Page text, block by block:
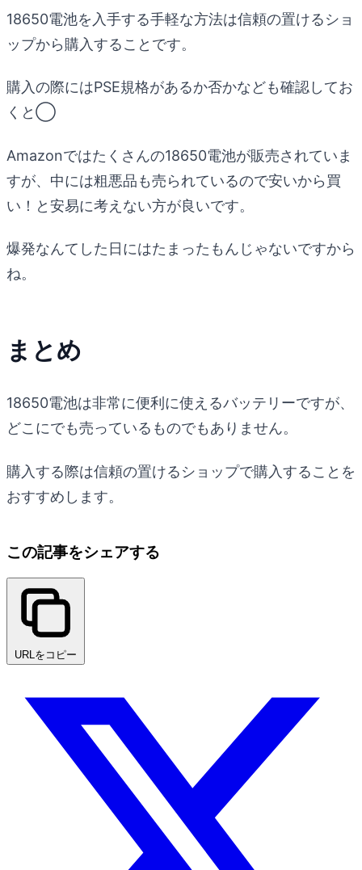
18650電池を入手する手軽な方法は信頼の置けるショ
ップから購入することです。
購入の際にはPSE規格があるか否かなども確認してお
くと◯
Amazonではたくさんの18650電池が販売されていま
すが、中には粗悪品も売られているので安いから買
い！と安易に考えない方が良いです。
爆発なんてした日にはたまったもんじゃないですから
ね。
まとめ
18650電池は非常に便利に使えるバッテリーですが、
どこにでも売っているものでもありません。
購入する際は信頼の置けるショップで購入することを
おすすめします。
この記事をシェアする
URLをコピー